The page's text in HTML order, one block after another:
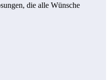
die alle Wünsche